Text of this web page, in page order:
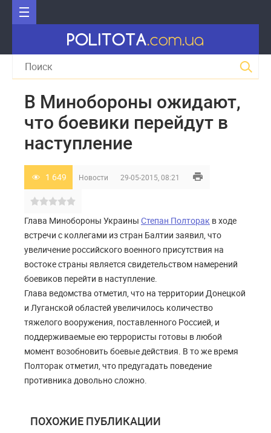
В Минобороны ожидают,
что боевики перейдут в
наступление
1 649 Новости 29-05-2015, 08:21
Глава Минобороны Украины Степан Полторак в ходе
встречи с коллегами из стран Балтии заявил, что
увеличение российского военного присутствия на
востоке страны является свидетельством намерений
боевиков перейти в наступление.
Глава ведомства отметил, что на территории Донецкой
и Луганской областей увеличилось количество
тяжелого вооружения, поставленного Россией, и
поддерживаемые ею террористы готовы в любой
момент возобновить боевые действия. В то же время
Полторак отметил, что предугадать поведение
противника довольно сложно.
ПОХОЖИЕ ПУБЛИКАЦИИ